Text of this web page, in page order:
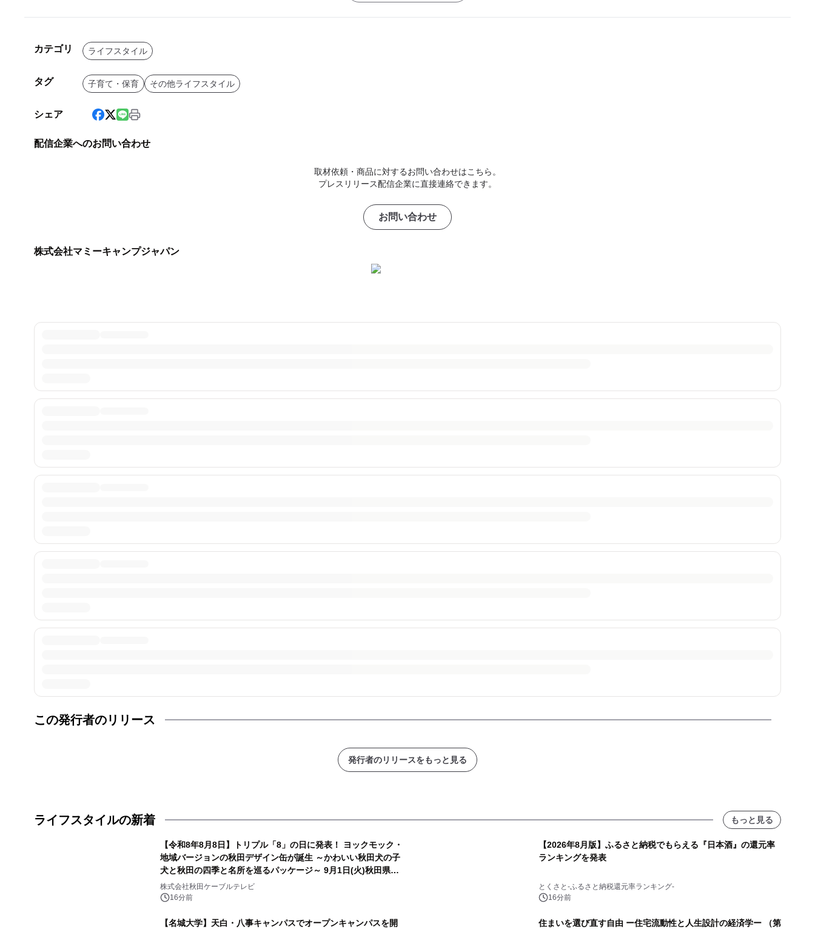
カテゴリ ライフスタイル
タグ 子育て・保育 その他ライフスタイル
シェア
配信企業へのお問い合わせ
取材依頼・商品に対するお問い合わせはこちら。
プレスリリース配信企業に直接連絡できます。
お問い合わせ
株式会社マミーキャンプジャパン
この発行者のリリース
発行者のリリースをもっと見る
ライフスタイルの新着 もっと見る
【令和8年8月8日】トリプル「8」の日に発表！ ヨックモック・
地域バージョンの秋田デザイン缶が誕生 ～かわいい秋田犬の子
犬と秋田の四季と名所を巡るパッケージ～ 9月1日(火)秋田県内
で販売開始
株式会社秋田ケーブルテレビ
16分前
【2026年8月版】ふるさと納税でもらえる『日本酒』の還元率
ランキングを発表
とくさと-ふるさと納税還元率ランキング-
16分前
【名城大学】天白・八事キャンパスでオープンキャンパスを開 住まいを選び直す自由 ー住宅流動性と人生設計の経済学ー （第